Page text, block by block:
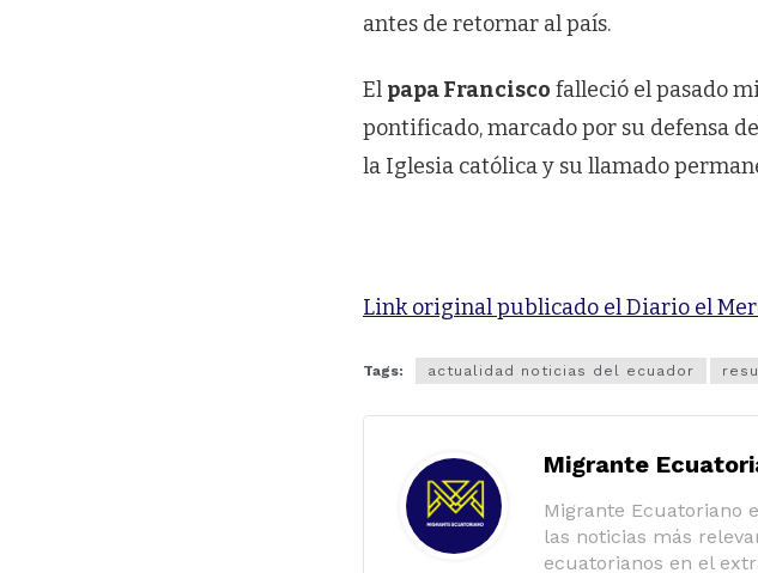
antes de retornar al país.
El papa Francisco falleció el pasado
pontificado, marcado por su defensa
la Iglesia católica y su llamado
Link original publicado el Diario el
Tags: actualidad noticias del ecuador
Migrante
Migrante Ecuatoriano
las noticias más
ecuatorianos en el